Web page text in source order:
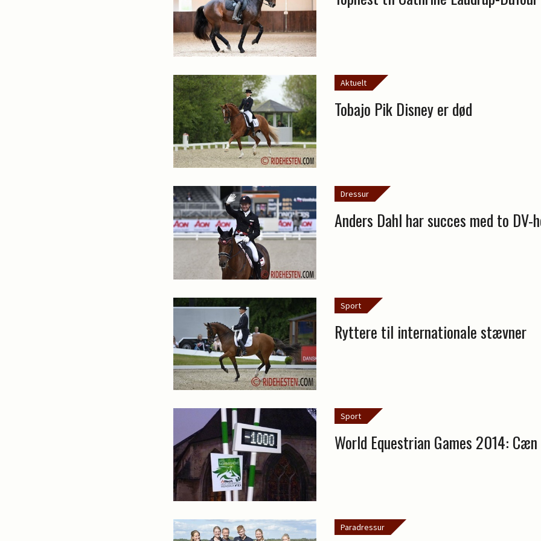
Aktuelt
Tobajo Pik Disney er død
Dressur
Anders Dahl har succes med to DV-
Sport
Ryttere til internationale stævner
Sport
World Equestrian Games 2014: Cæn
Paradressur